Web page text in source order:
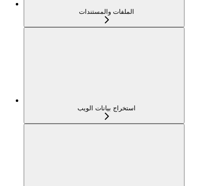
الملفات والمستندات
استخراج بيانات الويب